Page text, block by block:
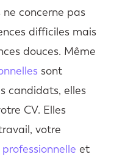
concerne pas
difficiles mais
douces. Même
sont
candidats, elles
CV. Elles
votre
et